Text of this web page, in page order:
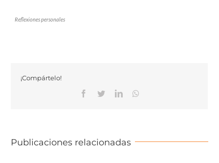
Reflexiones personales
¡Compártelo!
Facebook
TwitterLinkedinWhatsapp
Publicaciones relacionadas